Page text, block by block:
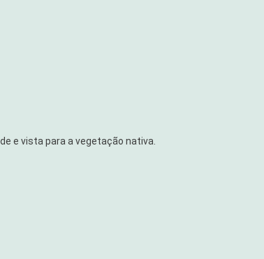
e vista para a vegetação nativa.